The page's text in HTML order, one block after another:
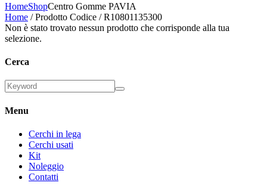
HomeShopCentro Gomme PAVIA
Home / Prodotto Codice / R10801135300
Non è stato trovato nessun prodotto che corrisponde alla tua
selezione.
Cerca
Menu
Cerchi in lega
Cerchi usati
Kit
Noleggio
Contatti